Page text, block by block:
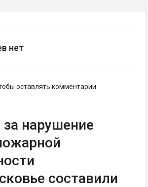
нет
оставлять комментарии
нарушение
составили